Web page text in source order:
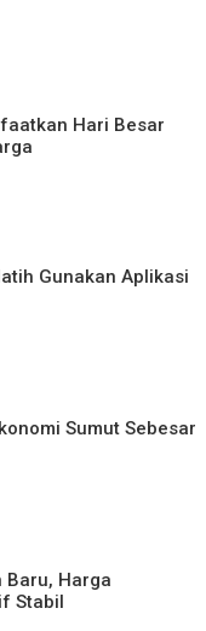
Hari Besar
Gunakan Aplikasi
Sumut Sebesar
Baru, Harga
Stabil